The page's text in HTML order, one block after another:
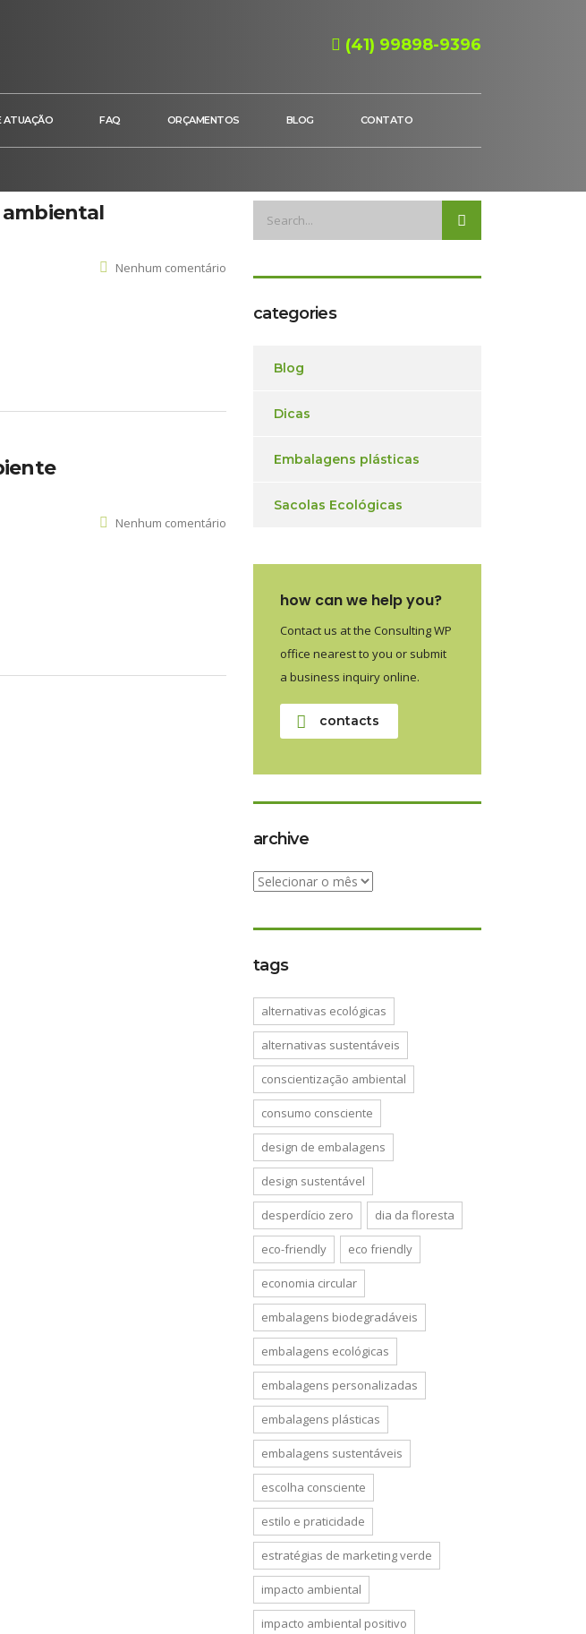
(41) 99898-9396
ATUAÇÃO FAQ ORÇAMENTOS BLOG CONTATO
ambiental
Nenhum comentário
Nenhum comentário
categories
Blog
Dicas
Embalagens plásticas
Sacolas Ecológicas
how can we help you?
Contact us at the Consulting WP
office nearest to you or submit
a business inquiry online.
contacts
archive
archive
tags
alternativas ecológicas
alternativas sustentáveis
conscientização ambiental
consumo consciente
design de embalagens
design sustentável
desperdício zero dia da floresta
eco-friendly eco friendly
economia circular
embalagens biodegradáveis
embalagens ecológicas
embalagens personalizadas
embalagens plásticas
embalagens sustentáveis
escolha consciente
estilo e praticidade
estratégias de marketing verde
impacto ambiental
impacto ambiental positivo